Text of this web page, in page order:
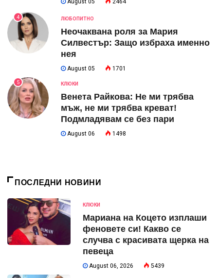
August 05 2464
4 ЛЮБОПИТНО
Неочаквана роля за Мария
Силвестър: Защо избраха именно
нея
August 05 1701
5 КЛЮКИ
Венета Райкова: Не ми трябва
мъж, не ми трябва креват!
Подмладявам се без пари
August 06 1498
ПОСЛЕДНИ НОВИНИ
КЛЮКИ
Мариана на Коцето изплаши
феновете си! Какво се
случва с красивата щерка на
певеца
August 06, 2026 5439